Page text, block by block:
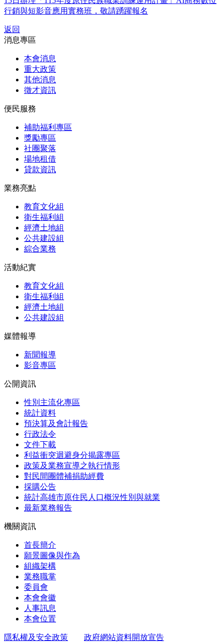
行銷與短影音應用實務班，敬請踴躍報名
返回
消息專區
本會消息
重大政策
其他消息
徵才資訊
便民服務
補助福利專區
獎勵專區
社團聚落
場地租借
貸款資訊
業務亮點
教育文化組
衛生福利組
經濟土地組
公共建設組
綜合業務
活動紀實
教育文化組
衛生福利組
經濟土地組
公共建設組
媒體報導
新聞報導
影音專區
公開資訊
性別主流化專區
統計資料
預決算及會計報告
行政法令
文件下載
利益衝突迴避身分揭露專區
政策及業務宣導之執行情形
對民間團體補捐助經費
採購公告
統計高雄市原住民人口概況性別與就業
最新業務報告
機關資訊
首長簡介
願景圖像與作為
組織架構
業務職掌
委員會
本會會徽
人事訊息
本會位置
隱私權及安全政策 政府網站資料開放宣告